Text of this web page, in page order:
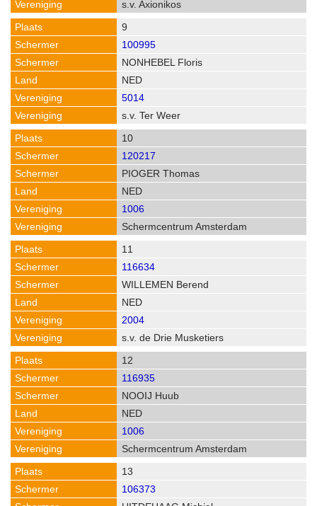
s.v. Axionikos
9
100995
NONHEBEL Floris
NED
5014
s.v. Ter Weer
10
120217
PIOGER Thomas
NED
1006
Schermcentrum Amsterdam
11
116634
WILLEMEN Berend
NED
2004
s.v. de Drie Musketiers
12
116935
NOOIJ Huub
NED
1006
Schermcentrum Amsterdam
13
106373